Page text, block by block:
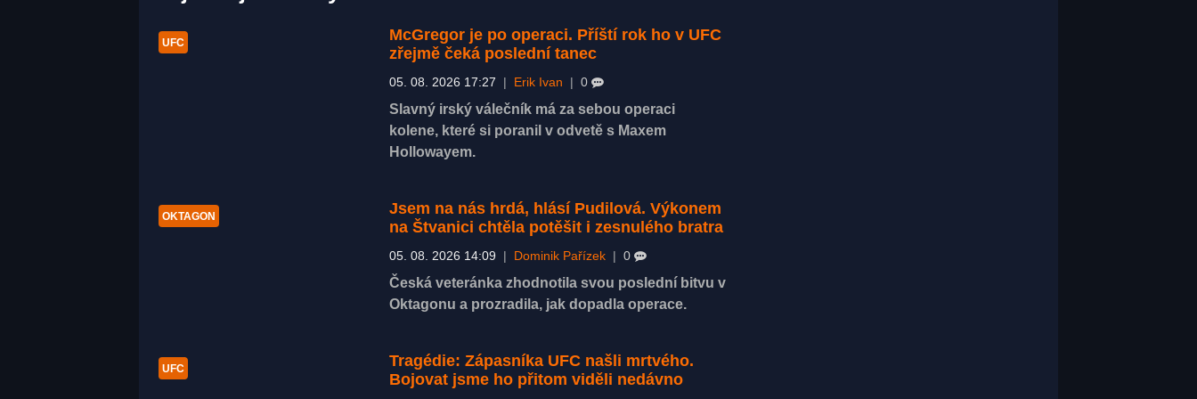
UFC
McGregor je po operaci. Příští rok ho v UFC
zřejmě čeká poslední tanec
05. 08. 2026 17:27 Erik Ivan 0
Slavný irský válečník má za sebou operaci
kolene, které si poranil v odvetě s Maxem
Hollowayem.
OKTAGON
Jsem na nás hrdá, hlásí Pudilová. Výkonem
na Štvanici chtěla potěšit i zesnulého bratra
05. 08. 2026 14:09 Dominik Pařízek 0
Česká veteránka zhodnotila svou poslední bitvu v
Oktagonu a prozradila, jak dopadla operace.
UFC
Tragédie: Zápasníka UFC našli mrtvého.
Bojovat jsme ho přitom viděli nedávno